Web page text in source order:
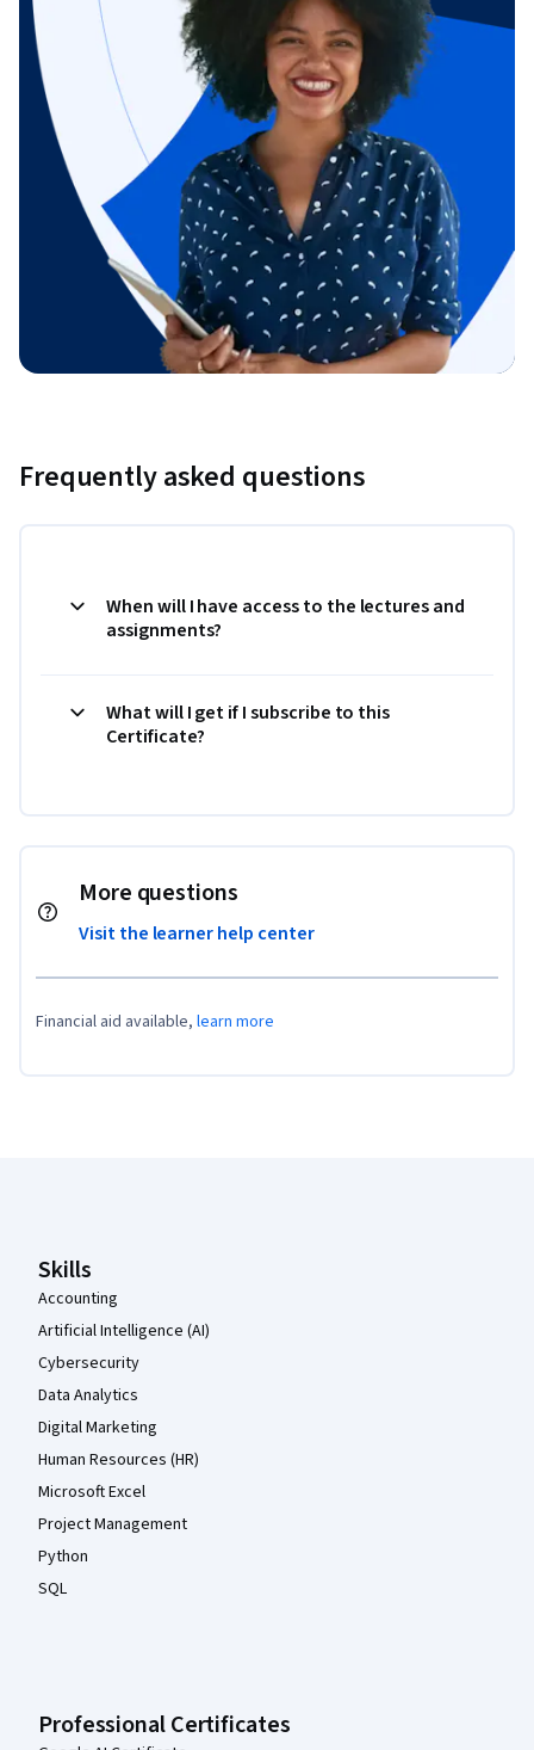
Frequently asked questions
When will I have access to the lectures and
assignments?
What will I get if I subscribe to this
Certificate?
More questions
Visit the learner help center
Financial aid available, learn more
Skills
Accounting
Artificial Intelligence (AI)
Cybersecurity
Data Analytics
Digital Marketing
Human Resources (HR)
Microsoft Excel
Project Management
Python
SQL
Professional Certificates